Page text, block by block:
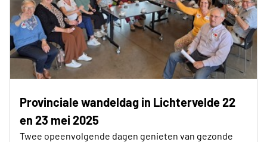
Provinciale wandeldag in Lichtervelde 22
en 23 mei 2025
Twee opeenvolgende dagen genieten van gezonde